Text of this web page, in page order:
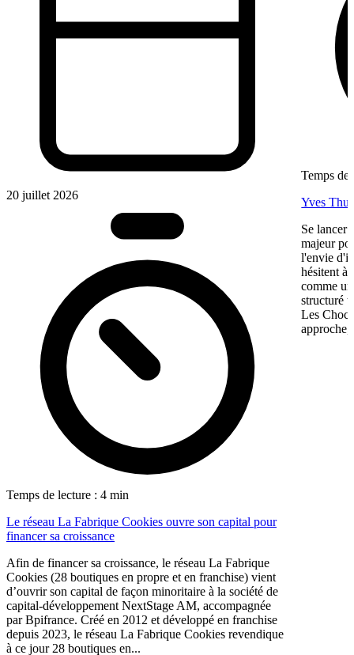
20 juillet 2026
Temps de lecture : 4 min
Le réseau La Fabrique Cookies ouvre son capital pour
financer sa croissance
Afin de financer sa croissance, le réseau La Fabrique
Cookies (28 boutiques en propre et en franchise) vient
d’ouvrir son capital de façon minoritaire à la société de
capital-développement NextStage AM, accompagnée
par Bpifrance. Créé en 2012 et développé en franchise
depuis 2023, le réseau La Fabrique Cookies revendique
à ce jour 28 boutiques en...
Temps de
Yves
Se lancer
majeur
l'envie
hésitent à
comme
structuré
Les
approche,